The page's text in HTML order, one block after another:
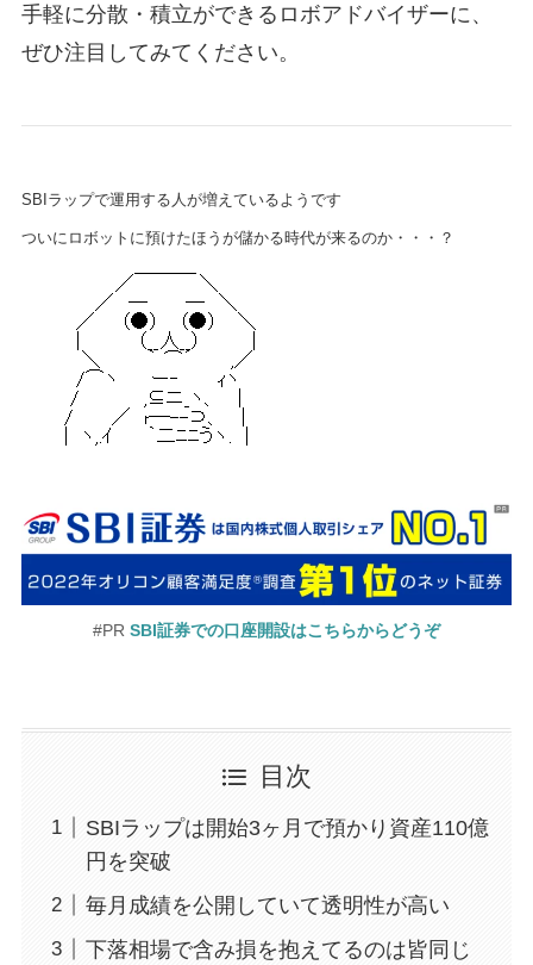
手軽に分散・積立ができるロボアドバイザーに、
ぜひ注目してみてください。
SBIラップで運用する人が増えているようです
ついにロボットに預けたほうが儲かる時代が来るのか・・・？
#PR SBI証券での口座開設はこちらからどうぞ
目次
SBIラップは開始3ヶ月で預かり資産110億
円を突破
毎月成績を公開していて透明性が高い
下落相場で含み損を抱えてるのは皆同じ